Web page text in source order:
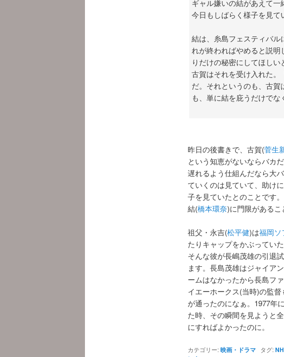
ギャル嫌いの結があえて一
今日もしばらく様子を見て
結は、糸島フェスティバ
れが終わればやめると説
りだけの秘密にしてほしい
古賀はそれを受け入れた
だ。それというのも、古
も、単に結を庇うだけでな
昨日の後書きで、古賀(菅生
という知恵がないならバカ
遅れるよう仕組んだなら大
ていくのは見ていて、助け
子を見ていたとのことです。
結(橋本環奈)に門限があるこ
祖父・永吉(松平健)は福岡ソ
たりキャップをかぶっていた
そんな彼が長嶋茂雄の引退
ます。長島茂雄はジャイア
ームはなかったから長島フ
イエーホークス(当時)の監
が通ったのになぁ。1977年
た時、その瞬間を見ようと
にすればよかったのに。
カテゴリー:映画・ドラマタグ: